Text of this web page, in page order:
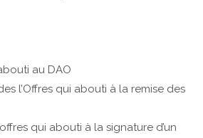
au DAO
l’Offres qui abouti à la remise des
qui abouti à la signature d’un